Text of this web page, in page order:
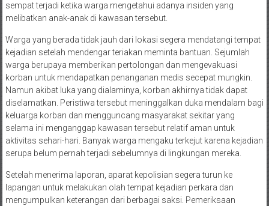
sempat terjadi ketika warga mengetahui adanya insiden yang
melibatkan anak-anak di kawasan tersebut.
Warga yang berada tidak jauh dari lokasi segera mendatangi tempat
kejadian setelah mendengar teriakan meminta bantuan. Sejumlah
warga berupaya memberikan pertolongan dan mengevakuasi
korban untuk mendapatkan penanganan medis secepat mungkin.
Namun akibat luka yang dialaminya, korban akhirnya tidak dapat
diselamatkan. Peristiwa tersebut meninggalkan duka mendalam bagi
keluarga korban dan mengguncang masyarakat sekitar yang
selama ini menganggap kawasan tersebut relatif aman untuk
aktivitas sehari-hari. Banyak warga mengaku terkejut karena kejadian
serupa belum pernah terjadi sebelumnya di lingkungan mereka.
Setelah menerima laporan, aparat kepolisian segera turun ke
lapangan untuk melakukan olah tempat kejadian perkara dan
mengumpulkan keterangan dari berbagai saksi. Pemeriksaan